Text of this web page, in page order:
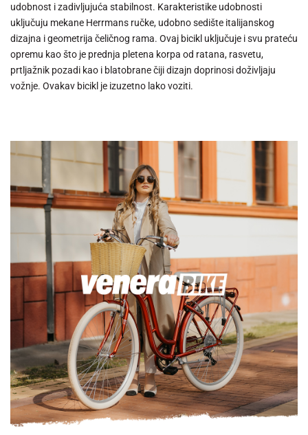
udobnost i zadivljujuća stabilnost. Karakteristike udobnosti
uključuju mekane Herrmans ručke, udobno sedište italijanskog
dizajna i geometrija čeličnog rama. Ovaj bicikl uključuje i svu prateću
opremu kao što je prednja pletena korpa od ratana, rasvetu,
prtljažnik pozadi kao i blatobrane čiji dizajn doprinosi doživljaju
vožnje. Ovakav bicikl je izuzetno lako voziti.